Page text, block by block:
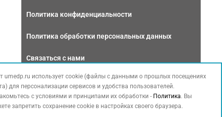
Политика конфиденциальности
Политика обработки персональных данных
Связаться с нами
umedp.ru использует cookie (файлы с данными о прошлых посещениях
для персонализации сервисов и удобства пользователей.
с условиями и принципами их обработки - Политика. Вы
запретить сохранение cookie в настройках своего браузера.